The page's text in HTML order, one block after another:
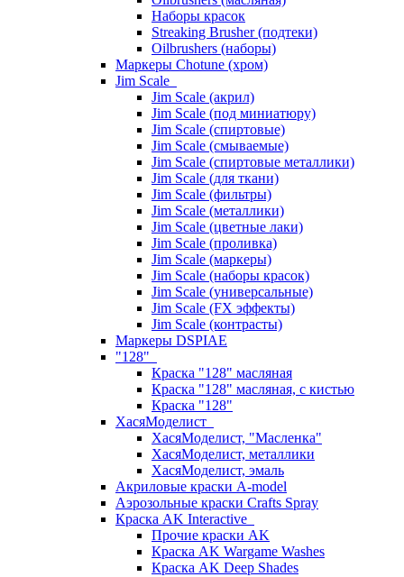
Наборы красок
Streaking Brusher (подтеки)
Oilbrushers (наборы)
Маркеры Chotune (хром)
Jim Scale
Jim Scale (акрил)
Jim Scale (под миниатюру)
Jim Scale (спиртовые)
Jim Scale (смываемые)
Jim Scale (спиртовые металлики)
Jim Scale (для ткани)
Jim Scale (фильтры)
Jim Scale (металлики)
Jim Scale (цветные лаки)
Jim Scale (проливка)
Jim Scale (маркеры)
Jim Scale (наборы красок)
Jim Scale (универсальные)
Jim Scale (FX эффекты)
Jim Scale (контрасты)
Маркеры DSPIAE
"128"
Краска "128" масляная
Краска "128" масляная, с кистью
Краска "128"
ХасяМоделист
ХасяМоделист, "Масленка"
ХасяМоделист, металлики
ХасяМоделист, эмаль
Акриловые краски A-model
Аэрозольные краски Crafts Spray
Краска AK Interactive
Прочие краски AK
Краска AK Wargame Washes
Краска AK Deep Shades